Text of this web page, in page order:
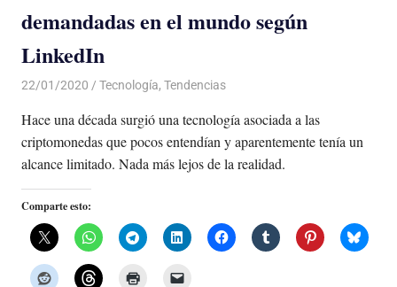
demandadas en el mundo según
LinkedIn
22/01/2020 De todo un Poco
Tecnología, Tendencias
Hace una década surgió una tecnología asociada a las
criptomonedas que pocos entendían y aparentemente tenía un
alcance limitado. Nada más lejos de la realidad.
Comparte esto: